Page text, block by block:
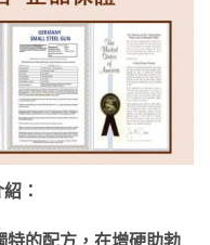
：
特的配方，在增硬助勃